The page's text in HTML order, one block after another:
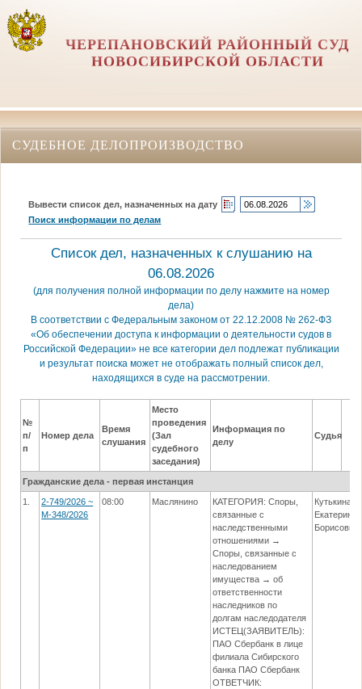
ЧЕРЕПАНОВСКИЙ РАЙОННЫЙ СУД
НОВОСИБИРСКОЙ ОБЛАСТИ
СУДЕБНОЕ ДЕЛОПРОИЗВОДСТВО
Вывести список дел, назначенных на дату
Поиск информации по делам
Список дел, назначенных к слушанию на
06.08.2026
(для получения полной информации по делу нажмите на номер
дела)
В соответствии с Федеральным законом от 22.12.2008 № 262-ФЗ
«Об обеспечении доступа к информации о деятельности судов в
Российской Федерации» не все категории дел подлежат публикации
и результат поиска может не отображать полный список дел,
находящихся в суде на рассмотрении.
№
п/
п
Номер дела
Время
слушания
Место
проведения
(Зал
судебного
заседания)
Информация по
делу
Судья
Гражданские дела - первая инстанция
1.
2-749/2026 ~
М-348/2026
08:00 Маслянино
КАТЕГОРИЯ: Споры,
связанные с
наследственными
отношениями →
Споры, связанные с
наследованием
имущества → об
ответственности
наследников по
долгам наследодателя
ИСТЕЦ(ЗАЯВИТЕЛЬ):
ПАО Сбербанк в лице
филиала Сибирского
банка ПАО Сбербанк
ОТВЕТЧИК:
Кутькина
Екатерина
Борисовна